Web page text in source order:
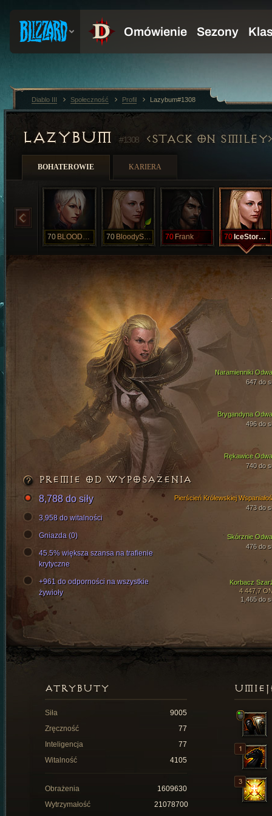
LAZYBUM #1308 STACK ON SMILEY
BOHATEROWIE KARIERA
70 BLOODYSTAFF 70 BloodySaddle 70 Frank 70 IceStormDead
Brygandyna
496 do
Rękawice
740 do
Naramienniki
647 do
Skórznie
476 do
Korbacz
4 447,7
1,465 do
Pierścień Królewskiej
473 do
PREMIE OD WYPOSAŻENIA
8,788 do siły
3,958 do witalności
Gniazda (0)
45.5% większa szansa na trafienie
krytyczne
+961 do odporności na wszystkie
żywioły
ATRYBUTY
Siła
9005
Zręczność
77
Inteligencja
77
Witalność
4105
Obrażenia
1609630
Wytrzymałość
21078700
Diablo III Społeczność Profil Lazybum#1308